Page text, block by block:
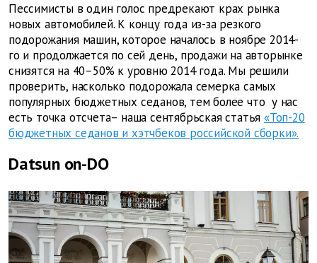
Пессимисты в один голос предрекают крах рынка
новых автомобилей. К концу года из-за резкого
подорожания машин, которое началось в ноябре 2014-
го и продолжается по сей день, продажи на авторынке
снизятся на 40–50% к уровню 2014 года. Мы решили
проверить, насколько подорожала семерка самых
популярных бюджетных седанов, тем более что у нас
есть точка отсчета– наша сентябрьская статья «Топ-20
бюджетных седанов и хэтчбеков российской сборки».
Datsun on-DO